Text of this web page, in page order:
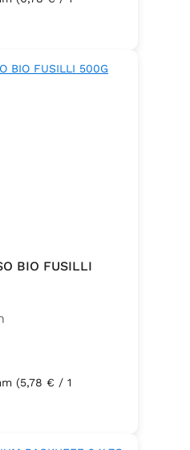
BIO FUSILLI
(5,78 € / 1